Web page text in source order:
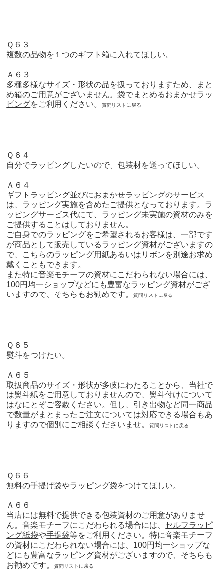
Ｑ６３
複数の品物を１つのギフト箱に入れてほしい。
Ａ６３
多種多様なサイズ・形状の品を扱っておりますため、まと
め箱のご用意がございません。袋でまとめるおまかせラッ
ピングをご利用ください。質問リストに戻る
Ｑ６４
自分でラッピングしたいので、包装材を送ってほしい。
Ａ６４
ギフトラッピング並びにおまかせラッピングのサービス
は、ラッピング実施を含めたご提供となっております。ラ
ッピングサービス代にて、ラッピング未実施の資材のみを
ご提供することはしておりません。
ご自身でのラッピングをご希望されるお客様は、一部です
が商品として販売しているラッピング資材がございますの
で、こちらのラッピング用紙あるいは リボンを別途お求め
戴くこともできます。
また特に音楽モチーフの資材にこだわられない場合には、
100円均一ショップなどにも豊富なラッピング資材がござ
いますので、そちらもお勧めです。質問リストに戻る
Ｑ６５
熨斗をつけたい。
Ａ６５
取扱商品のサイズ・形状が多岐にわたることから、当社で
は熨斗紙をご用意しておりませんので、熨斗付けについて
はなにとぞご容赦ください。但し、引き出物など同一商品
で数量がまとまったご注文については対応できる場合もあ
りますので個別にご相談くださいませ。質問リストに戻る
Ｑ６６
無料の手提げ袋やラッピング袋をつけてほしい。
Ａ６６
当店には無料で提供できる包装資材のご用意がありませ
ん。音楽モチーフにこだわられる場合には、 セルフラッピ
ング紙袋や手提袋等をご利用ください。特に音楽モチーフ
の資材にこだわられない場合には、100円均一ショップな
どにも豊富なラッピング資材がございますので、そちらも
お勧めです。質問リストに戻る